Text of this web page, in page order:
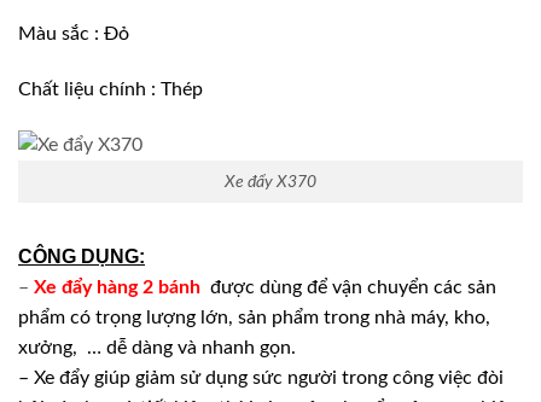
Màu sắc : Đỏ
Chất liệu chính : Thép
Xe đẩy X370
CÔNG DỤNG:
– Xe đẩy hàng 2 bánh được dùng để vận chuyển các sản
phẩm có trọng lượng lớn, sản phẩm trong nhà máy, kho,
xưởng, … dễ dàng và nhanh gọn.
– Xe đẩy giúp giảm sử dụng sức người trong công việc đòi